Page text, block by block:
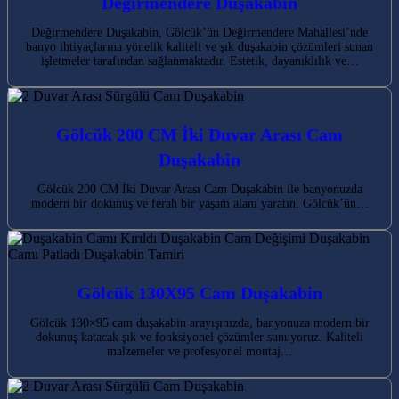
Değirmendere Duşakabin, Gölcük’ün Değirmendere Mahallesi’nde
banyo ihtiyaçlarına yönelik kaliteli ve şık duşakabin çözümleri sunan
işletmeler tarafından sağlanmaktadır. Estetik, dayanıklılık ve…
Gölcük 200 CM İki Duvar Arası Cam
Duşakabin
Gölcük 200 CM İki Duvar Arası Cam Duşakabin ile banyonuzda
modern bir dokunuş ve ferah bir yaşam alanı yaratın. Gölcük’ün…
Gölcük 130X95 Cam Duşakabin
Gölcük 130×95 cam duşakabin arayışınızda, banyonuza modern bir
dokunuş katacak şık ve fonksiyonel çözümler sunuyoruz. Kaliteli
malzemeler ve profesyonel montaj…